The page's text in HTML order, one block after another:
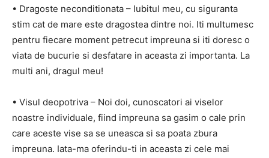
• Dragoste neconditionata – Iubitul meu, cu siguranta
stim cat de mare este dragostea dintre noi. Iti multumesc
pentru fiecare moment petrecut impreuna si iti doresc o
viata de bucurie si desfatare in aceasta zi importanta. La
multi ani, dragul meu!
• Visul deopotriva – Noi doi, cunoscatori ai viselor
noastre individuale, fiind impreuna sa gasim o cale prin
care aceste vise sa se uneasca si sa poata zbura
impreuna. Iata-ma oferindu-ti in aceasta zi cele mai